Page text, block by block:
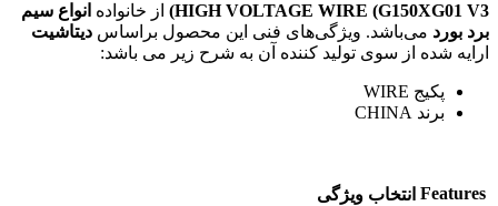
HIGH VOLTAGE WIRE (G150XG01 V3) از خانواده انواع سيم
برد بورد
دیتاشیت
ارایه شده از سوی تولید کننده آن به شرح زیر می باشد:
پکیج WIRE
برند CHINA
Features انتخاب ویژگی